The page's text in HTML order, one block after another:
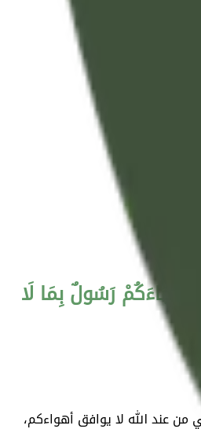
جَاءَكُمْ رَسُولٌ بِمَا لَا
من عند الله لا يوافق أهواءكم،